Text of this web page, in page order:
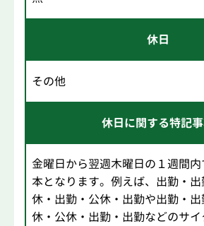
休日
その他
休日に関する特記
金曜日から翌週木曜日の１週間
本となります。例えば、出勤・
休・出勤・公休・出勤や出勤・
休・公休・出勤・出勤などのサイ